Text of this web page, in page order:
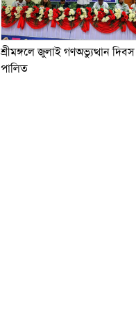
শ্রীমঙ্গলে জুলাই গণঅভ্যুত্থান দিবস
পালিত